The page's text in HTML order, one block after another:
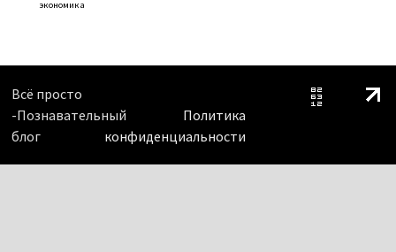
экономика
Всё просто
-Познавательный
блог
Политика
конфиденциальности